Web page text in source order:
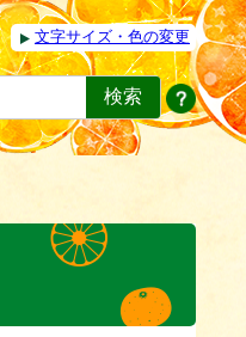
文字サイズ・色の変更